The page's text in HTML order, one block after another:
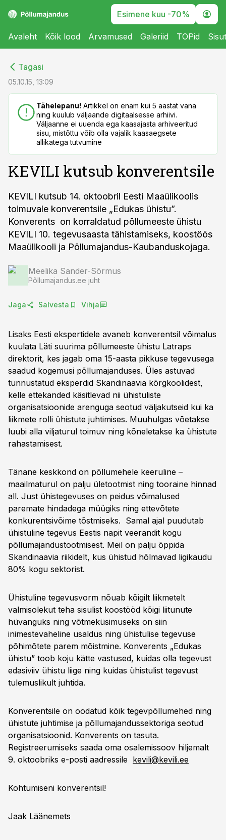
Esimene kuu -70%
Avaleht Kõik lood Arvamused Galeriid TOPid
Tagasi
05.10.15, 13:09
Tähelepanu! Artikkel on enam kui 5 aastat vana
ning kuulub väljaande digitaalsesse arhiivi.
Väljaanne ei uuenda ega kaasajasta arhiveeritud
sisu, mistõttu võib olla vajalik kaasaegsete
allikatega tutvumine
KEVILI kutsub konverentsile
KEVILI kutsub 14. oktoobril Eesti Maaülikoolis
toimuvale konverentsile „Edukas ühistu”.
Konverents on korraldatud põllumeeste ühistu
KEVILI 10. tegevusaasta tähistamiseks, koostöös
Maaülikooli ja Põllumajandus-Kaubanduskojaga.
Meelika Sander-Sõrmus
Põllumajandus.ee juht
Jaga Salvesta Vihja
Lisaks Eesti ekspertidele avaneb konverentsil võimalus
kuulata Läti suurima põllumeeste ühistu Latraps
direktorit, kes jagab oma 15-aasta pikkuse tegevusega
saadud kogemusi põllumajanduses. Üles astuvad
tunnustatud eksperdid Skandinaavia kõrgkoolidest,
kelle ettekanded käsitlevad nii ühistuliste
organisatsioonide arenguga seotud väljakutseid kui ka
liikmete rolli ühistute juhtimises. Muuhulgas võetakse
luubi alla viljaturul toimuv ning kõneletakse ka ühistute
rahastamisest.
Tänane keskkond on põllumehele keeruline –
maailmaturul on palju ületootmist ning tooraine hinnad
all. Just ühistegevuses on peidus võimalused
paremate hindadega müügiks ning ettevõtete
konkurentsivõime tõstmiseks. Samal ajal puudutab
ühistuline tegevus Eestis napit veerandit kogu
põllumajandustootmisest. Meil on palju õppida
Skandinaavia riikidelt, kus ühistud hõlmavad ligikaudu
80% kogu sektorist.
Ühistuline tegevusvorm nõuab kõigilt liikmetelt
valmisolekut teha sisulist koostööd kõigi liitunute
hüvanguks ning võtmeküsimuseks on siin
inimestevaheline usaldus ning ühistulise tegevuse
põhimõtete parem mõistmine. Konverents „Edukas
ühistu” toob koju kätte vastused, kuidas olla tegevust
edasiviiv ühistu liige ning kuidas ühistulist tegevust
tulemuslikult juhtida.
Konverentsile on oodatud kõik tegevpõllumehed ning
ühistute juhtimise ja põllumajandussektoriga seotud
organisatsioonid. Konverents on tasuta.
Registreerumiseks saada oma osalemissoov hiljemalt
9. oktoobriks e-posti aadressile kevili@kevili.ee
Kohtumiseni konverentsil!
Jaak Läänemets